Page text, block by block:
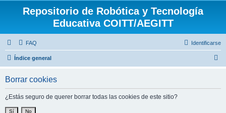
Repositorio de Robótica y Tecnología
Educativa COITT/AEGITT
FAQ Identificarse
Índice general
Borrar cookies
¿Estás seguro de querer borrar todas las cookies de este sitio?